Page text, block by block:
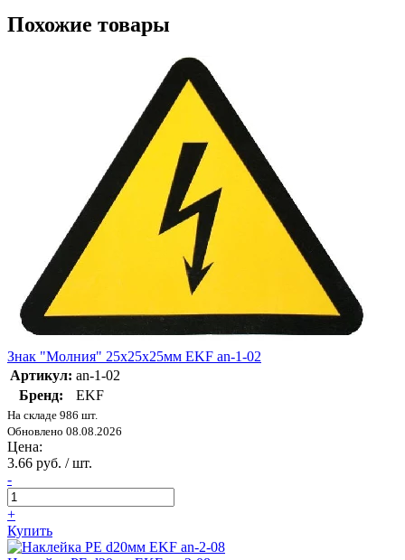
Похожие товары
Знак "Молния" 25х25х25мм EKF an-1-02
Артикул: an-1-02
Бренд:
EKF
На складе 986 шт.
Обновлено 08.08.2026
Цена:
3.66 руб. / шт.
-
+
Купить